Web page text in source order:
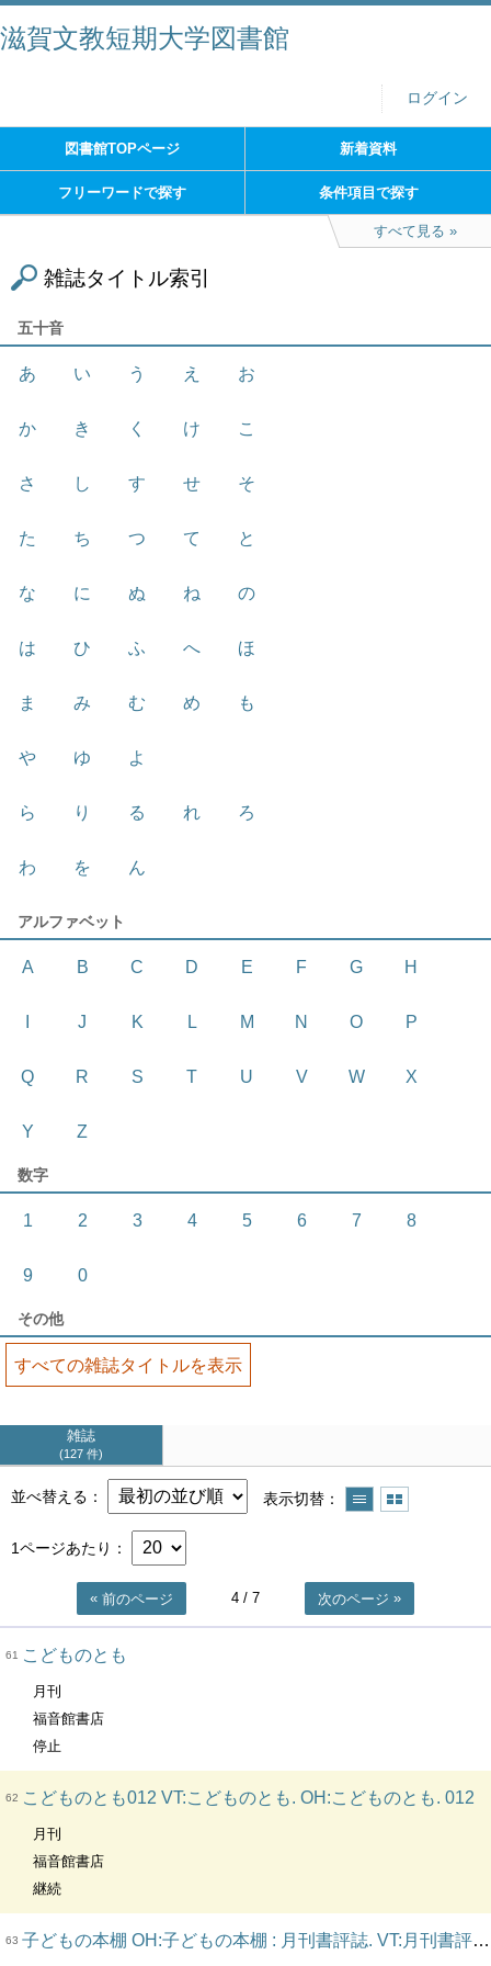
滋賀文教短期大学図書館
ログイン
図書館TOPページ 新着資料
フリーワードで探す 条件項目で探す
すべて見る
雑誌タイトル索引
五十音
あ い う え お
か き く け こ
さ し す せ そ
た ち つ て と
な に ぬ ね の
は ひ ふ へ ほ
ま み む め も
や ゆ よ
ら り る れ ろ
わ を ん
アルファベット
A B C D E F G H
J K L M N O P
Q R S T U V W X
Y Z
数字
1 2 3 4 5 6 7 8
9 0
その他
すべての雑誌タイトルを表示
雑誌
127 件
並べ替える 表示切替
1ページあたり
前のページ 4 / 7 次のページ
61 こどものとも
月刊
福音館書店
停止
62 こどものとも012 VT:こどものとも. OH:こどものとも. 012
月刊
福音館書店
継続
63 子どもの本棚 OH:子どもの本棚 : 月刊書評誌. VT:月刊書評誌子どもの本棚